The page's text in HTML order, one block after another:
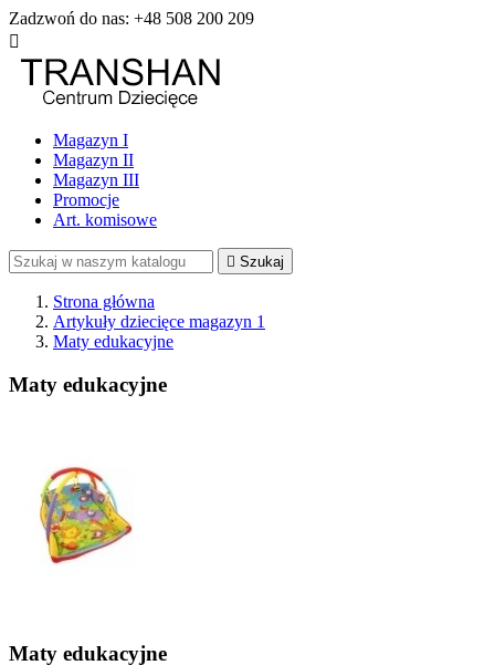
Zadzwoń do nas: +48 508 200 209

Magazyn I
Magazyn II
Magazyn III
Promocje
Art. komisowe
 Szukaj
Strona główna
Artykuły dziecięce magazyn 1
Maty edukacyjne
Maty edukacyjne
Maty edukacyjne